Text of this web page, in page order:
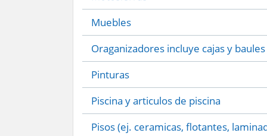
Muebles
Oraganizadores incluye cajas y baules
Pinturas
Piscina y articulos de piscina
Pisos (ej. ceramicas, flotantes,